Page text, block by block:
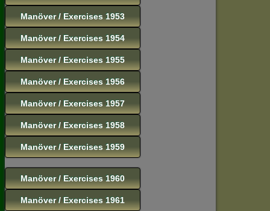
Manöver / Exercises 1953
Manöver / Exercises 1954
Manöver / Exercises 1955
Manöver / Exercises 1956
Manöver / Exercises 1957
Manöver / Exercises 1958
Manöver / Exercises 1959
Manöver / Exercises 1960
Manöver / Exercises 1961